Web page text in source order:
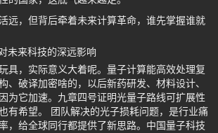
远，但背后牵着未来计算革命，谁先掌握谁就
未来科技的深远影响
具，实际意义大着呢。量子计算能高效处理复
、破译加密啥的，以后新药研发、材料设计、
为它加速。九章四号证明光量子路线可扩展性
有希望。 团队解决的光子损耗问题，是行业痛
，给全球同行都提供了新思路。中国量子科技